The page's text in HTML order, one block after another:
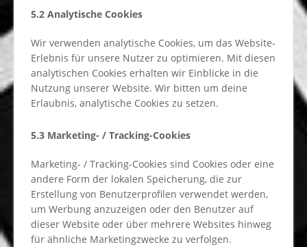
5.2 Analytische Cookies
Wir verwenden analytische Cookies, um das Website-
Erlebnis für unsere Nutzer zu optimieren. Mit diesen
analytischen Cookies erhalten wir Einblicke in die
Nutzung unserer Website. Wir bitten um deine
Erlaubnis, analytische Cookies zu setzen.
5.3 Marketing- / Tracking-Cookies
Marketing- / Tracking-Cookies sind Cookies oder eine
andere Form der lokalen Speicherung, die zur
Erstellung von Benutzerprofilen verwendet werden,
um Werbung anzuzeigen oder den Benutzer auf
dieser Website oder über mehrere Websites hinweg
für ähnliche Marketingzwecke zu verfolgen.